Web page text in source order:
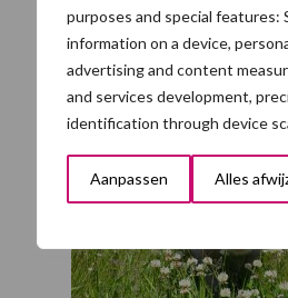
purposes and special features:
information on a device,
advertising and content
and services development,
identification through device
Aanpassen Alles